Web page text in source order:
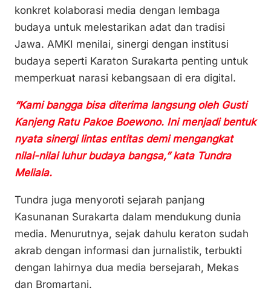
konkret kolaborasi media dengan lembaga
budaya untuk melestarikan adat dan tradisi
Jawa. AMKI menilai, sinergi dengan institusi
budaya seperti Karaton Surakarta penting untuk
memperkuat narasi kebangsaan di era digital.
“Kami bangga bisa diterima langsung oleh Gusti
Kanjeng Ratu Pakoe Boewono. Ini menjadi bentuk
nyata sinergi lintas entitas demi mengangkat
nilai-nilai luhur budaya bangsa,” kata Tundra
Meliala.
Tundra juga menyoroti sejarah panjang
Kasunanan Surakarta dalam mendukung dunia
media. Menurutnya, sejak dahulu keraton sudah
akrab dengan informasi dan jurnalistik, terbukti
dengan lahirnya dua media bersejarah, Mekas
dan Bromartani.